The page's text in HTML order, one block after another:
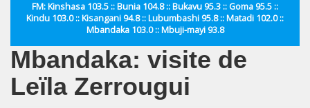
FM: Kinshasa 103.5 :: Bunia 104.8 :: Bukavu 95.3 :: Goma 95.5 ::
Kindu 103.0 :: Kisangani 94.8 :: Lubumbashi 95.8 :: Matadi 102.0 ::
Mbandaka 103.0 :: Mbuji-mayi 93.8
Mbandaka: visite de
Leïla Zerrougui